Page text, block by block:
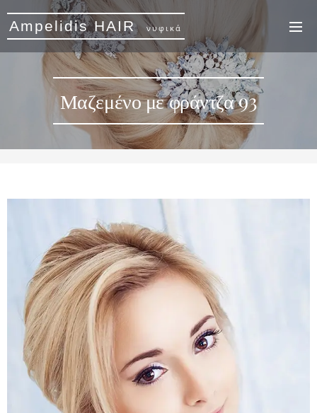
Ampelidis HAIRνυφικά
Μαζεμένο με φράντζα 93